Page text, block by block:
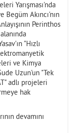
Yarışması'nda
Begüm Akıncı'nın
Perinthos
"Hızlı
ve Kimya
Uzun'un "Tek
adlı projeleri
hak
devamını